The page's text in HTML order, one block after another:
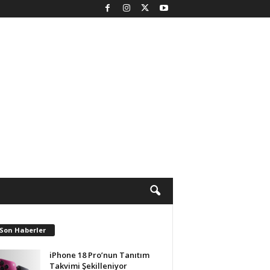
Haberler
iPhone 18 Pro’nun Tanıtım
Takvimi Şekilleniyor